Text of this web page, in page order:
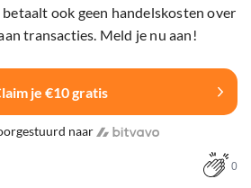
betaalt ook geen handelskosten over
transacties. Meld je nu aan!
je €10 gratis
naar
0